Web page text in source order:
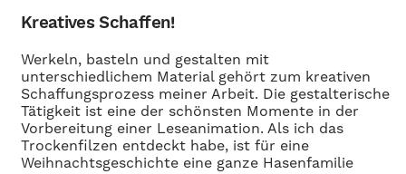
Kreatives Schaffen!
Werkeln, basteln und gestalten mit
unterschiedlichem Material gehört zum kreativen
Schaffungsprozess meiner Arbeit. Die gestalterische
Tätigkeit ist eine der schönsten Momente in der
Vorbereitung einer Leseanimation. Als ich das
Trockenfilzen entdeckt habe, ist für eine
Weihnachtsgeschichte eine ganze Hasenfamilie